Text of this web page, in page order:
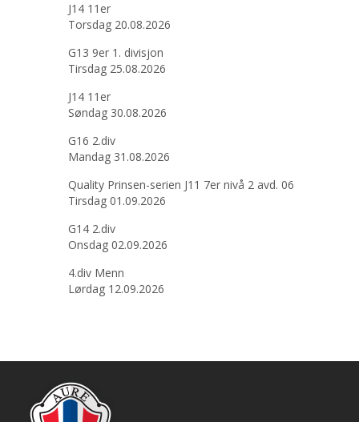
J14 11er
Torsdag 20.08.2026
G13 9er 1. divisjon
Tirsdag 25.08.2026
J14 11er
Søndag 30.08.2026
G16 2.div
Mandag 31.08.2026
Quality Prinsen-serien J11 7er nivå 2 avd. 06
Tirsdag 01.09.2026
G14 2.div
Onsdag 02.09.2026
4.div Menn
Lørdag 12.09.2026